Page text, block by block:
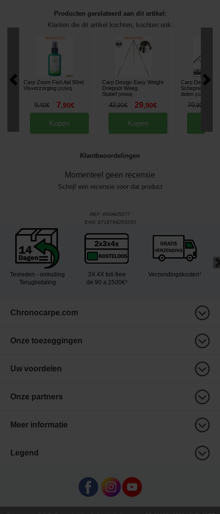
Producten gerelateerd aan dit artikel:
Klanten die dit artikel kochten, kochten ook:
Carp Zoom Fish Aid 50ml
Visverzorging [212543]
9,40€ 7,90€
Kopen
Carp Design Easy Weight
Driepoot Weeg
Statief [205968]
42,90€ 29,90€
Kopen
Carp Design
Schepnet, Steel
delen [212557
79,90
Klantbeoordelingen
Momenteel geen recensie
Schrijf een recensie voor dat product
REF: RAVAV5077
EAN: 8718794293295
Tevreden - omruiling
Terugbetaling
3X 4X toll-free
de 90 a 2500€²
Verzendingskosten¹
Chronocarpe.com
Onze toezeggingen
Uw voordelen
Onze partners
Meer informatie
Legend